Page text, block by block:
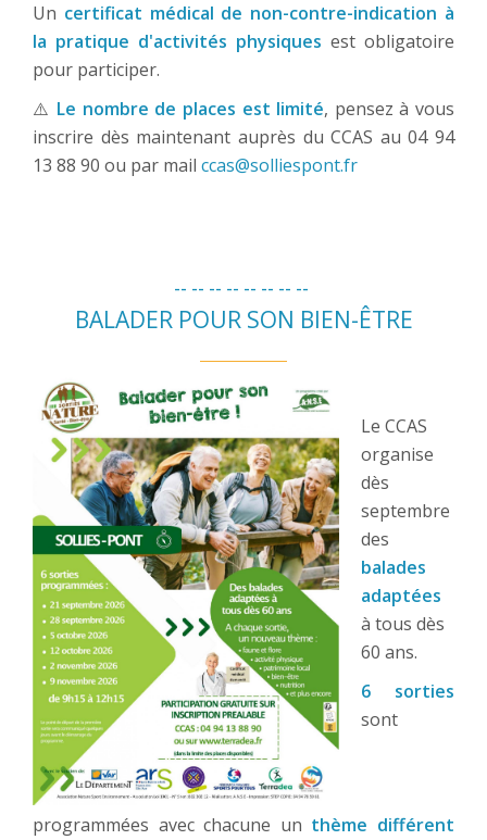
Un certificat médical de non-contre-indication à
la pratique d'activités physiques est obligatoire
pour participer.
⚠️ Le nombre de places est limité, pensez à vous
inscrire dès maintenant auprès du CCAS au 04 94
13 88 90 ou par mail ccas@solliespont.fr
-- -- -- -- -- -- -- --
BALADER POUR SON BIEN-ÊTRE
Le CCAS
organise
dès
septembre
des
balades
adaptées
à tous dès
60 ans.
6 sorties
sont
programmées avec chacune un thème différent